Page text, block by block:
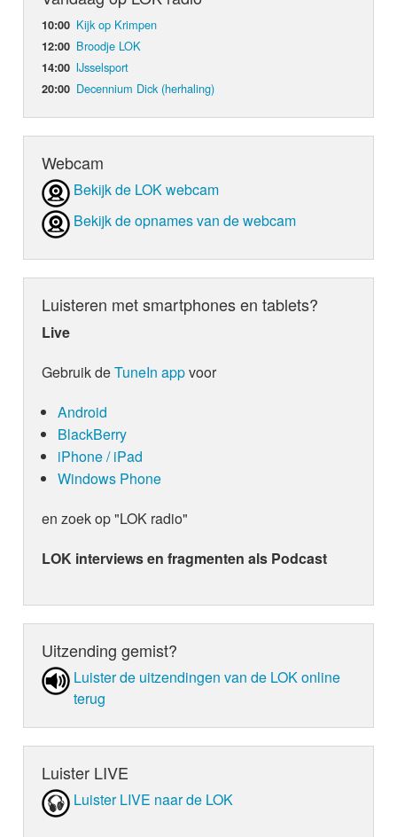
10:00 Kijk op Krimpen
12:00 Broodje LOK
14:00 IJsselsport
20:00 Decennium Dick (herhaling)
Webcam
Bekijk de LOK webcam
Bekijk de opnames van de webcam
Luisteren met smartphones en tablets?
Live
Gebruik deTuneIn appvoor
Android
BlackBerry
iPhone / iPad
Windows Phone
en zoek op "LOK radio"
LOK interviews en fragmenten als Podcast
Uitzending gemist?
Luister de uit­zen­din­gen van de LOK online
terug
Luister LIVE
Luister LIVE naar de LOK